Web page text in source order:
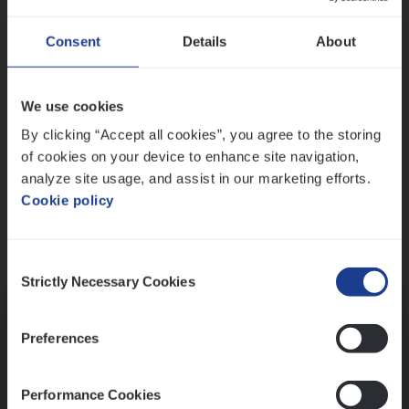
Consent Details About
We use cookies
By clicking “Accept all cookies”, you agree to the storing
of cookies on your device to enhance site navigation,
analyze site usage, and assist in our marketing efforts.
Cookie policy
Selection
Strictly Necessary Cookies
Preferences
Performance Cookies
Ons sollicitatieproces